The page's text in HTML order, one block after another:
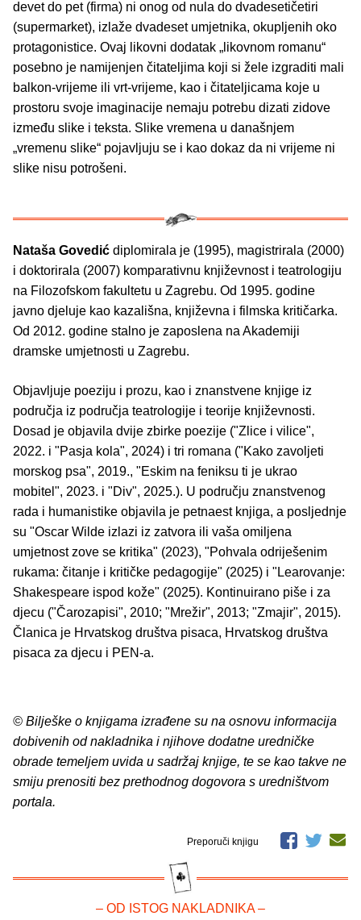
devet do pet (firma) ni onog od nula do dvadesetičetiri
(supermarket), izlaže dvadeset umjetnika, okupljenih oko
protagonistice. Ovaj likovni dodatak „likovnom romanu“
posebno je namijenjen čitateljima koji si žele izgraditi mali
balkon-vrijeme ili vrt-vrijeme, kao i čitateljicama koje u
prostoru svoje imaginacije nemaju potrebu dizati zidove
između slike i teksta. Slike vremena u današnjem
„vremenu slike“ pojavljuju se i kao dokaz da ni vrijeme ni
slike nisu potrošeni.
Nataša Govedić diplomirala je (1995), magistrirala (2000)
i doktorirala (2007) komparativnu književnost i teatrologiju
na Filozofskom fakultetu u Zagrebu. Od 1995. godine
javno djeluje kao kazališna, književna i filmska kritičarka.
Od 2012. godine stalno je zaposlena na Akademiji
dramske umjetnosti u Zagrebu.
Objavljuje poeziju i prozu, kao i znanstvene knjige iz
područja iz područja teatrologije i teorije književnosti.
Dosad je objavila dvije zbirke poezije ("Zlice i vilice",
2022. i "Pasja kola", 2024) i tri romana ("Kako zavoljeti
morskog psa", 2019., "Eskim na feniksu ti je ukrao
mobitel", 2023. i "Div", 2025.). U području znanstvenog
rada i humanistike objavila je petnaest knjiga, a posljednje
su "Oscar Wilde izlazi iz zatvora ili vaša omiljena
umjetnost zove se kritika" (2023), "Pohvala odriješenim
rukama: čitanje i kritičke pedagogije" (2025) i "Learovanje:
Shakespeare ispod kože" (2025). Kontinuirano piše i za
djecu ("Čarozapisi", 2010; "Mrežir", 2013; "Zmajir", 2015).
Članica je Hrvatskog društva pisaca, Hrvatskog društva
pisaca za djecu i PEN-a.
© Bilješke o knjigama izrađene su na osnovu informacija
dobivenih od nakladnika i njihove dodatne uredničke
obrade temeljem uvida u sadržaj knjige, te se kao takve ne
smiju prenositi bez prethodnog dogovora s uredništvom
portala.
Preporuči knjigu
– OD ISTOG NAKLADNIKA –